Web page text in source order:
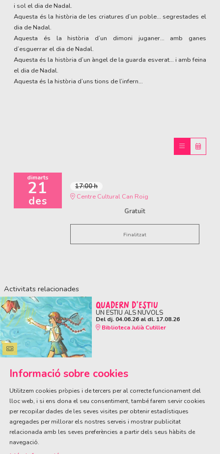
i sol el dia de Nadal.
Aquesta és la història de les criatures d’un poble… segrestades el
dia de Nadal.
Aquesta és la història d’un dimoni juganer… amb ganes
d’esguerrar el dia de Nadal.
Aquesta és la història d’un àngel de la guarda esverat… i amb feina
el dia de Nadal.
Aquesta és la història d’uns tions de l’infern…
dimarts
21
des
17:00 h
Centre Cultural Can Roig
Gratuït
Finalitzat
Activitats relacionades
QUADERN D'ESTIU
UN ESTIU ALS NÚVOLS
Del dj. 04.06.26al dl. 17.08.26
Biblioteca Julià Cutiller
ÀREA DE CULTURA
Olivareta, 38 · T. 972 83 00 05cultura@llagostera.cat
Sitemap
Informació sobre cookies
Utilitzem cookies pròpies i de tercers per al correcte funcionament del
lloc web, i si ens dona el seu consentiment, també farem servir cookies
per recopilar dades de les seves visites per obtenir estadístiques
agregades per millorar els nostres serveis i mostrar publicitat
relacionada amb les seves preferències a partir dels seus hàbits de
navegació.